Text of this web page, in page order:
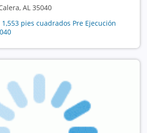
AL 35040
pies cuadrados Pre Ejecución